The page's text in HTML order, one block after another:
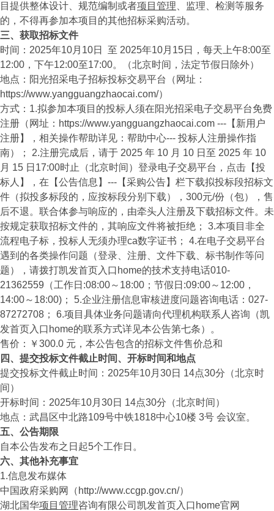
目提供整体设计、规范编制或者项目管理 、监理、检测等服务
的，不得再参加本项目的其他招标采购活动。
三、获取招标文件
时间：2025年10月10日 至 2025年10月15日，每天上午8:00至
12:00，下午12:00至17:00。（北京时间，法定节假日除外）
地点：阳光招采电子招标投标交易平台（网址：
https://www.yangguangzhaocai.com/）
方式：1.拟参加本项目的投标人须在阳光招采电子交易平台免费
注册（网址：https://www.yangguangzhaocai.com ---【新用户
注册】，相关操作帮助详见：帮助中心--- 投标人注册操作指
南）； 2.注册完成后，请于 2025 年 10 月 10 日至 2025 年 10
月 15 日17:00时止（北京时间）登录电子交易平台，点击【投
标人】，在【公告信息】---【采购公告】栏下载拟投标段招标文
件（拟投多标段的，应按标段分别下载），300元/份（包），售
后不退。联合体参与响应的，由牵头人注册及下载招标文件。未
按规定获取招标文件的，其响应文件将被拒绝； 3.本项目非全
流程电子标，投标人无须办理ca数字证书； 4.在电子交易平台
遇到的各类操作问题（登录、注册、文件下载、标书制作等问
题），请拨打凯发首页入口home的技术支持电话010-
21362559（工作日:08:00～18:00；节假日:09:00～12:00，
14:00～18:00)； 5.企业注册信息审核进度问题咨询电话：027-
87272708； 6.项目具体业务问题请向代理机构联系人咨询（凯
发首页入口home的联系方式详见本公告第七条）。
售价：￥300.0 元，本公告包含的招标文件售价总和
四、提交投标文件截止时间、开标时间和地点
提交投标文件截止时间：2025年10月30日 14点30分（北京时
间）
开标时间：2025年10月30日 14点30分（北京时间）
地点：武昌区中北路109号中铁1818中心10楼 3号 会议室。
五、公告期限
自本公告发布之日起5个工作日。
六、其他补充事宜
1.信息发布媒体
中国政府采购网（http://www.ccgp.gov.cn/）
湖北国华项目管理咨询有限公司凯发首页入口home官网